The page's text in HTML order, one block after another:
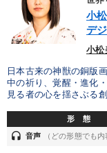
小
デ
小松
日本古来の神獣の銅版
中の祈り、覚醒・進化
見る者の心を揺さぶる
形 態
headset 音声 （どの形態でも